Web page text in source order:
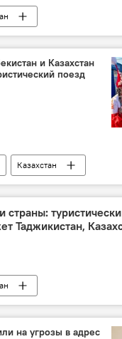
и Казахстан
поезд
Казахстан
Туризм
страны:
Таджикистан,
на угрозы в адрес